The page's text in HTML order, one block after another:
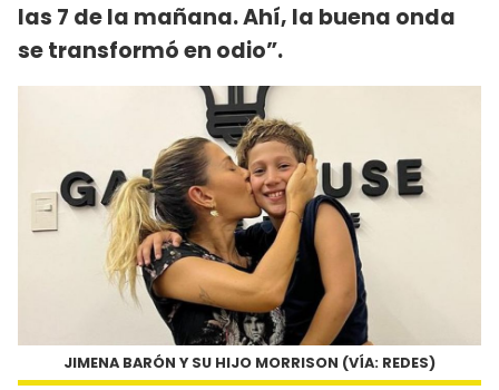
las 7 de la mañana. Ahí, la buena onda
se transformó en odio”.
JIMENA BARÓN Y SU HIJO MORRISON (VÍA: REDES)